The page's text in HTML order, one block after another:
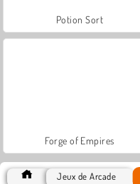
Potion Sort
Forge of Empires
Jeux de Arcade